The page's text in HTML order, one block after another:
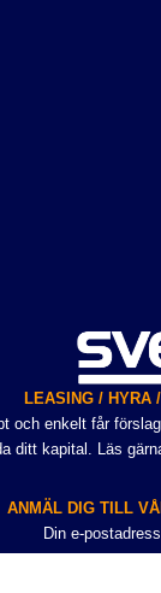
LEASING / HYRA
och enkelt får
ditt kapital. Läs
ANMÄL DIG TILL
Din e-